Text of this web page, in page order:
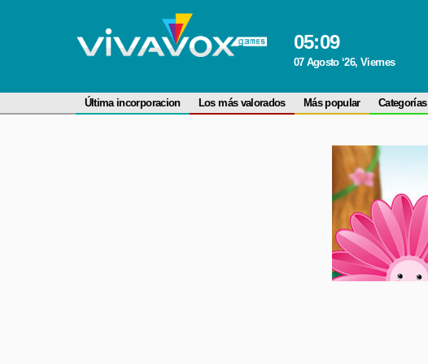
05:09
07 Agosto ‘26, Viernes
Última incorporacion Los más valorados Más popular Categorías